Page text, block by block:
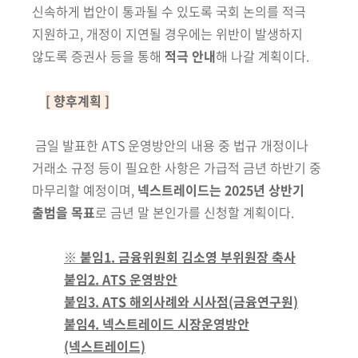
신속하게 법안이 통과될 수 있도록 국회 논의를 적극
지원하고, 개정이 지연될 경우에는 위반이 발생하지
않도록 증권사 등을 통해 적극 안내해 나갈 계획이다.
[ 향후계획 ]
금일 발표한 ATS 운영방안의 내용 중 법규 개정이나
거래소 규정 등이 필요한 사항은 가급적 금년 하반기 중
마무리할 예정이며, 넥스트레이드는 2025년 상반기
출범을 목표로 금년 말 본인가를 신청할 계획이다.
※ 붙임1. 금융위원회 김소영 부위원장 축사
붙임2. ATS 운영방안
붙임3. ATS 해외사례와 시사점(금융연구원)
붙임4. 넥스트레이드 시장운영방안
(넥스트레이드)